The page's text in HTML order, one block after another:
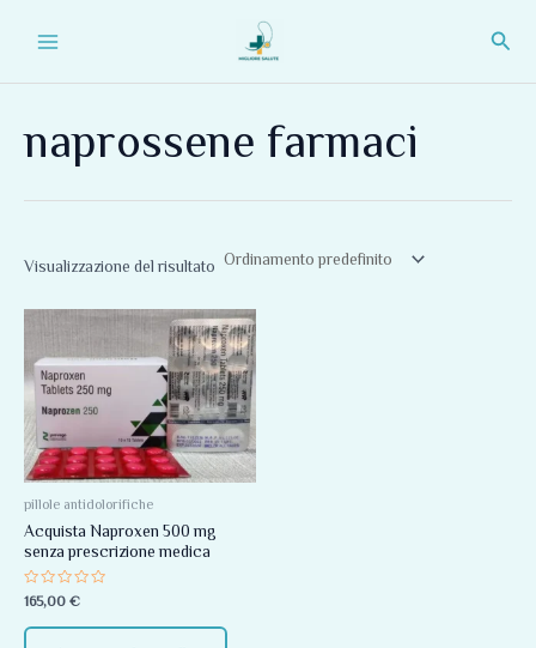
naprossene farmaci
Visualizzazione del risultato
pillole antidolorifiche
Acquista Naproxen 500 mg
senza prescrizione medica
Valutato
0
su
5
165,00 €